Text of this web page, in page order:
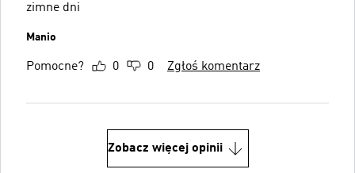
zimne dni
Manio
Pomocne? 0 0 Zgłoś komentarz
Zobacz więcej opinii